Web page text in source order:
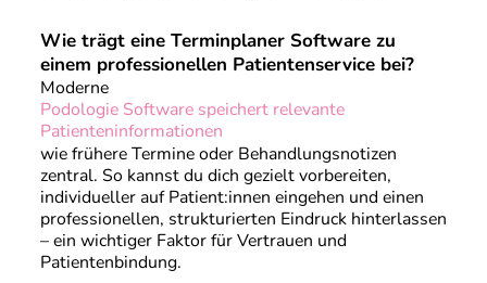
Wie trägt eine Terminplaner Software zu
einem professionellen Patientenservice bei?
Moderne
Podologie Software speichert relevante
Patienteninformationen
wie frühere Termine oder Behandlungsnotizen
zentral. So kannst du dich gezielt vorbereiten,
individueller auf Patient:innen eingehen und einen
professionellen, strukturierten Eindruck hinterlassen
– ein wichtiger Faktor für Vertrauen und
Patientenbindung.